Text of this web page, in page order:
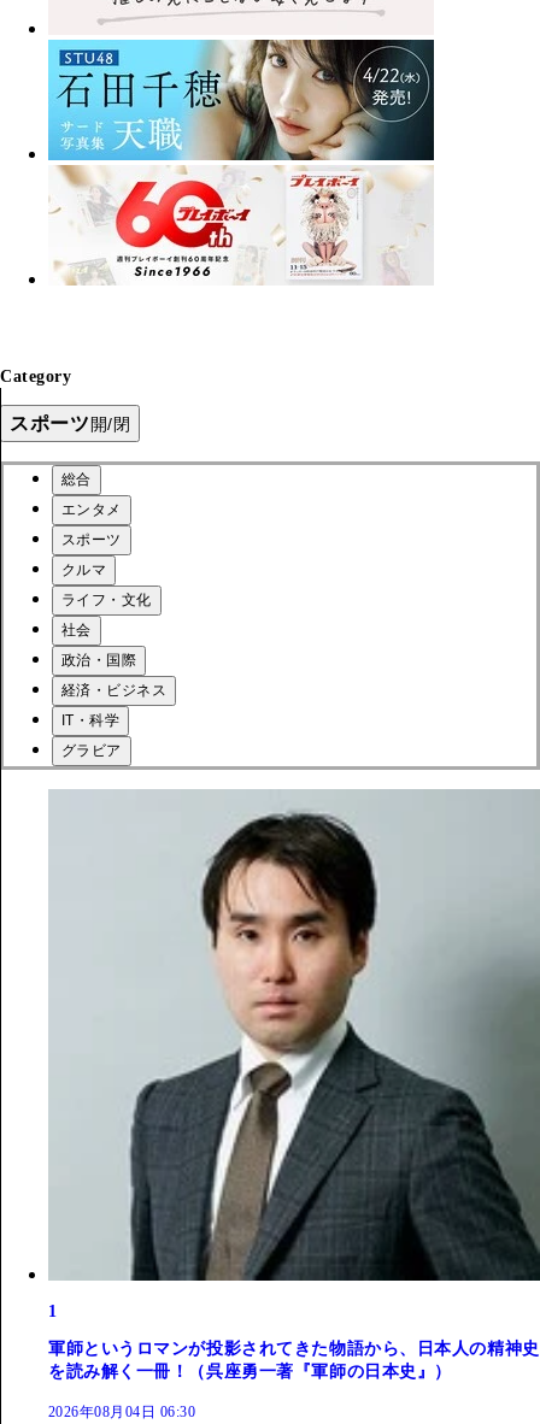
Category
スポーツ開/閉
総合
エンタメ
スポーツ
クルマ
ライフ・文化
社会
政治・国際
経済・ビジネス
IT・科学
グラビア
1
軍師というロマンが投影されてきた物語から、日本人の精神史
を読み解く一冊！（呉座勇一著『軍師の日本史』）
2026年08月04日 06:30